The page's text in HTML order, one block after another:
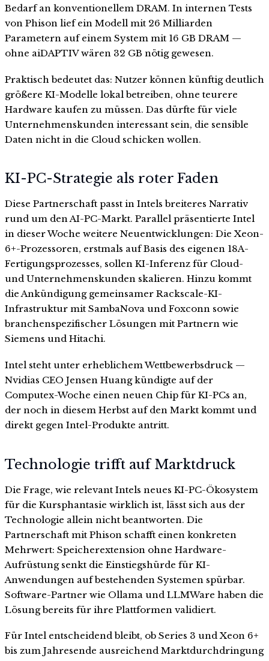
Bedarf an konventionellem DRAM. In internen Tests
von Phison lief ein Modell mit 26 Milliarden
Parametern auf einem System mit 16 GB DRAM —
ohne aiDAPTIV wären 32 GB nötig gewesen.
Praktisch bedeutet das: Nutzer können künftig deutlich
größere KI-Modelle lokal betreiben, ohne teurere
Hardware kaufen zu müssen. Das dürfte für viele
Unternehmenskunden interessant sein, die sensible
Daten nicht in die Cloud schicken wollen.
KI-PC-Strategie als roter Faden
Diese Partnerschaft passt in Intels breiteres Narrativ
rund um den AI-PC-Markt. Parallel präsentierte Intel
in dieser Woche weitere Neuentwicklungen: Die Xeon-
6+-Prozessoren, erstmals auf Basis des eigenen 18A-
Fertigungsprozesses, sollen KI-Inferenz für Cloud-
und Unternehmenskunden skalieren. Hinzu kommt
die Ankündigung gemeinsamer Rackscale-KI-
Infrastruktur mit SambaNova und Foxconn sowie
branchenspezifischer Lösungen mit Partnern wie
Siemens und Hitachi.
Intel steht unter erheblichem Wettbewerbsdruck —
Nvidias CEO Jensen Huang kündigte auf der
Computex-Woche einen neuen Chip für KI-PCs an,
der noch in diesem Herbst auf den Markt kommt und
direkt gegen Intel-Produkte antritt.
Technologie trifft auf Marktdruck
Die Frage, wie relevant Intels neues KI-PC-Ökosystem
für die Kursphantasie wirklich ist, lässt sich aus der
Technologie allein nicht beantworten. Die
Partnerschaft mit Phison schafft einen konkreten
Mehrwert: Speicherextension ohne Hardware-
Aufrüstung senkt die Einstiegshürde für KI-
Anwendungen auf bestehenden Systemen spürbar.
Software-Partner wie Ollama und LLMWare haben die
Lösung bereits für ihre Plattformen validiert.
Für Intel entscheidend bleibt, ob Series 3 und Xeon 6+
bis zum Jahresende ausreichend Marktdurchdringung